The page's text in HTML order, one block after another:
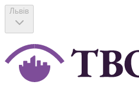
Львів